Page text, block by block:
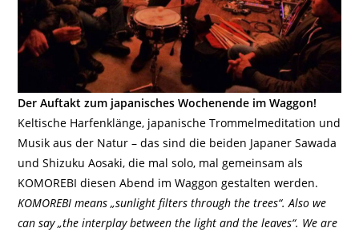
Der Auftakt zum japanisches Wochenende im Waggon!
Keltische Harfenklänge, japanische Trommelmeditation und
Musik aus der Natur – das sind die beiden Japaner Sawada
und Shizuku Aosaki, die mal solo, mal gemeinsam als
KOMOREBI diesen Abend im Waggon gestalten werden.
KOMOREBI means „sunlight filters through the trees“. Also we
can say „the interplay between the light and the leaves“. We are